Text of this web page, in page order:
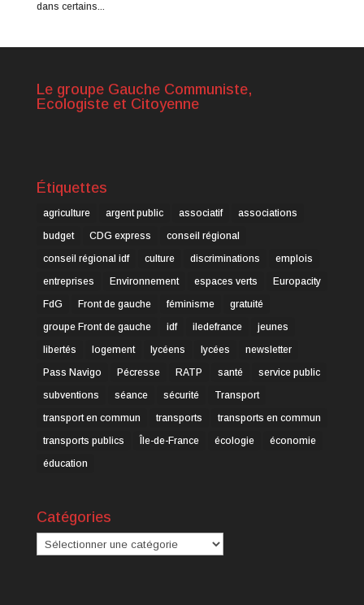
dans certains...
Le groupe Gauche Communiste,
Ecologiste et Citoyenne
Étiquettes
agriculture argent public associatif
associations
budget
CDG express
conseil régional
conseil régional idf
culture discriminations
emplois
entreprises
Environnement espaces verts
Europacity
FdG
Front de gauche féminisme
gratuité
groupe Front de gauche
idf iledefrance
jeunes
libertés
logement lycéens lycées
newsletter
Pass Navigo
Pécresse RATP santé
service public
subventions
séance sécurité
Transport
transport en commun
transports
transports en commun
transports publics
Île-de-France écologie
économie
éducation
Catégories
Catégories